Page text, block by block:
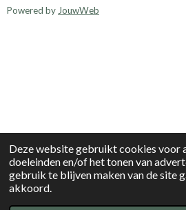
Deze website gebruikt cookies voor
doeleinden en/of het tonen van
gebruik te blijven maken van de site
akkoord.
Powered by JouwWeb